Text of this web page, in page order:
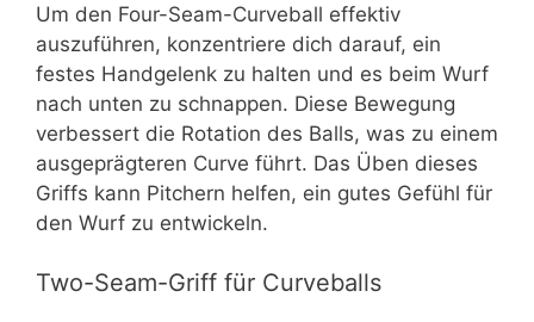
Um den Four-Seam-Curveball effektiv
auszuführen, konzentriere dich darauf, ein
festes Handgelenk zu halten und es beim Wurf
nach unten zu schnappen. Diese Bewegung
verbessert die Rotation des Balls, was zu einem
ausgeprägteren Curve führt. Das Üben dieses
Griffs kann Pitchern helfen, ein gutes Gefühl für
den Wurf zu entwickeln.
Two-Seam-Griff für Curveballs